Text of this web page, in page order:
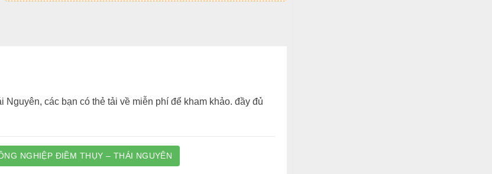
các bạn có thẻ tải về miễn phí để kham khảo. đầy đủ
NGHIỆP ĐIỀM THỤY – THÁI NGUYÊN